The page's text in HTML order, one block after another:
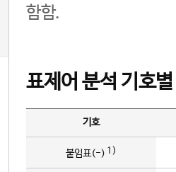
함함.
표제어 분석 기호
기호
붙임표(-) 1)